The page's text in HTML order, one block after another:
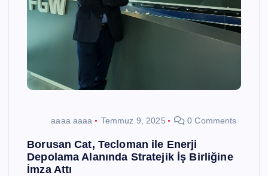
aaaa aaaa Temmuz 9, 2025 0 Comments
Borusan Cat, Tecloman ile Enerji
Depolama Alanında Stratejik İş Birliğine
İmza Attı